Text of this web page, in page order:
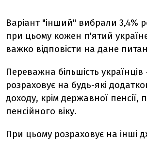
Варіант "інший" вибрали 3,4%
при цьому кожен п'ятий
важко відповісти на дане
Переважна більшість українців
розраховує на будь-які
доходу, крім державної пенсії,
пенсійного віку.
При цьому розраховує на інші